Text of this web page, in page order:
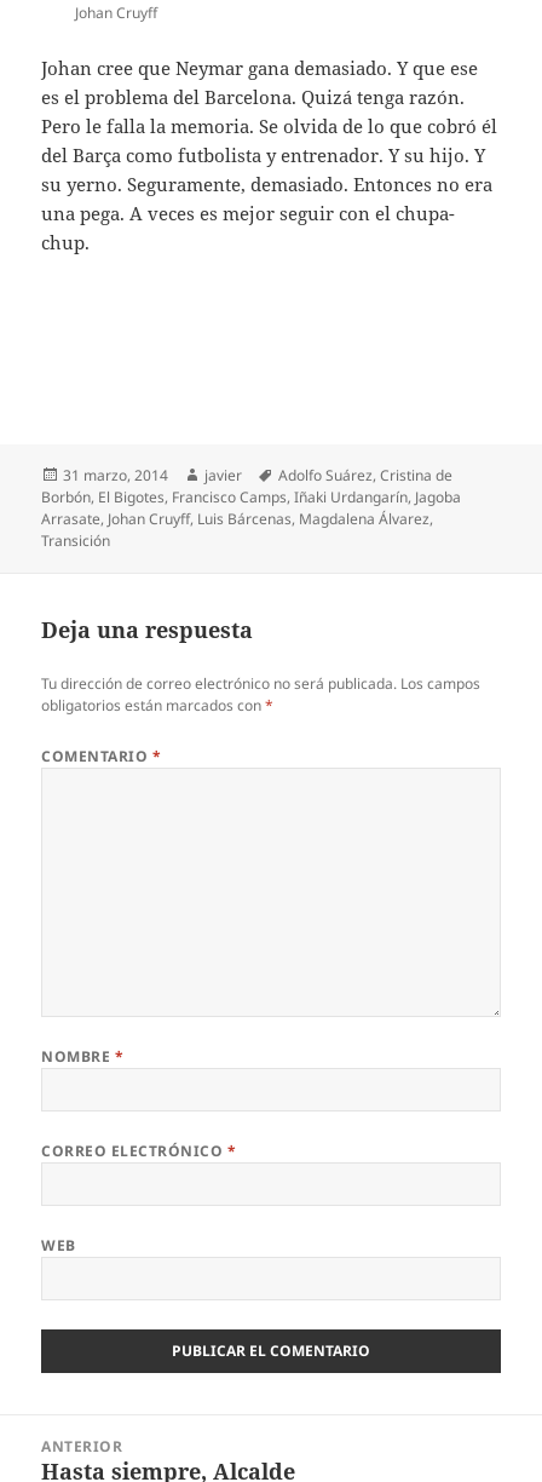
Johan Cruyff
Johan cree que Neymar gana demasiado. Y que ese
es el problema del Barcelona. Quizá tenga razón.
Pero le falla la memoria. Se olvida de lo que cobró él
del Barça como futbolista y entrenador. Y su hijo. Y
su yerno. Seguramente, demasiado. Entonces no era
una pega. A veces es mejor seguir con el chupa-
chup.
Publicado
el
31 marzo, 2014 Autor
javier Etiquetas
Adolfo Suárez,Cristina de
Borbón, El Bigotes, Francisco Camps,Iñaki Urdangarín, Jagoba
Arrasate, Johan Cruyff, Luis Bárcenas, Magdalena Álvarez,
Transición
Deja una respuesta
Tu dirección de correo electrónico no será publicada. Los campos
obligatorios están marcados con*
COMENTARIO *
NOMBRE *
CORREO ELECTRÓNICO *
WEB
ANTERIOR
Entrada
Hasta siempre, Alcalde